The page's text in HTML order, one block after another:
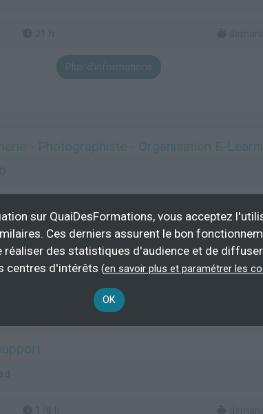
Plus d'informations
- Photographiste - Organisation E-
Plus d'informations
sur QuaiDesFormations, vous acceptez
Ces derniers assurent le bon
réaliser des statistiques d'audience et de
centres d'intérêts (en savoir plus et paramétrer les
OK